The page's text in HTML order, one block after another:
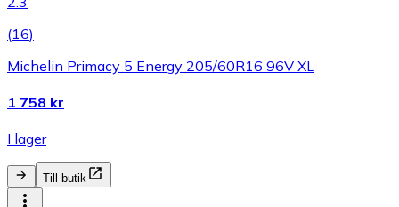
(16)
Michelin Primacy 5 Energy 205/60R16 96V XL
1 758 kr
I lager
Till butik